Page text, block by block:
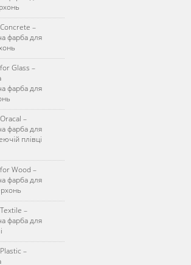
–
фарба для
Glass –
фарба для
–
фарба для
плівці
Wood –
фарба для
–
фарба для
–